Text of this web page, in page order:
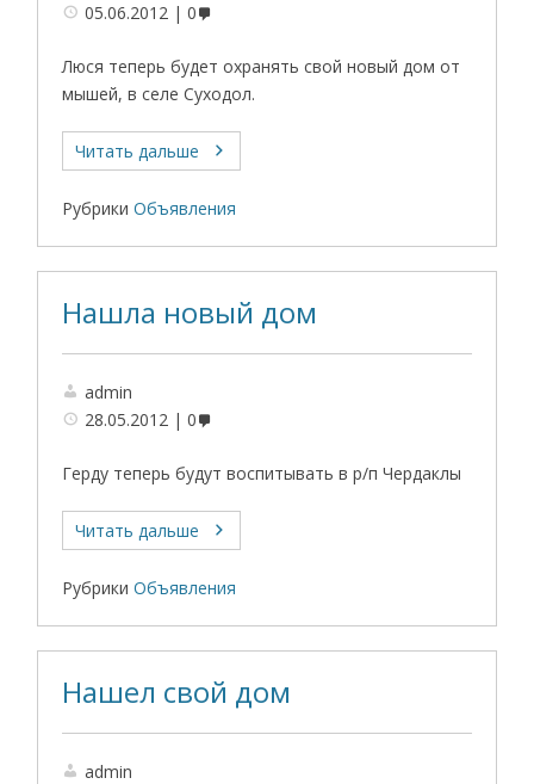
05.06.2012
0
Люся теперь будет охранять свой новый дом от
мышей, в селе Суходол.
Читать дальше
Рубрики Объявления
Нашла новый дом
admin
28.05.2012
0
Герду теперь будут воспитывать в р/п Чердаклы
Читать дальше
Рубрики Объявления
Нашел свой дом
admin